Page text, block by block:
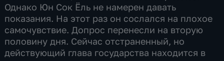
Однако Юн Сок Ёль не намерен давать
показания. На этот раз он сослался на плохое
самочувствие. Допрос перенесли на вторую
половину дня. Сейчас отстраненный, но
действующий глава государства находится в